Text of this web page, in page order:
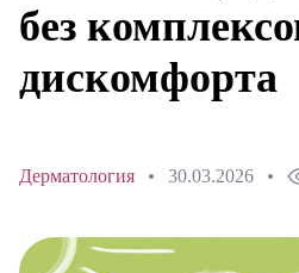
без
дискомфорта
Дерматология 30.03.2026